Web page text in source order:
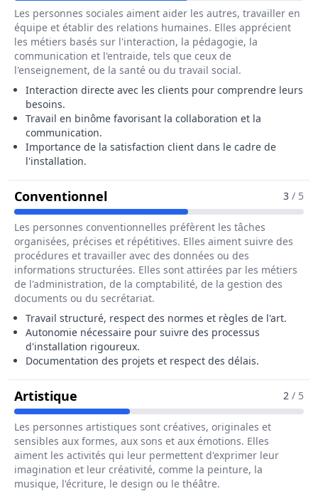
Les personnes sociales aiment aider les autres, travailler en
équipe et établir des relations humaines. Elles apprécient
les métiers basés sur l'interaction, la pédagogie, la
communication et l'entraide, tels que ceux de
l'enseignement, de la santé ou du travail social.
Interaction directe avec les clients pour comprendre leurs
besoins.
Travail en binôme favorisant la collaboration et la
communication.
Importance de la satisfaction client dans le cadre de
l'installation.
ConventionnelPour Le Métier De Poseur / 3 / 5
Les personnes conventionnelles préfèrent les tâches
organisées, précises et répétitives. Elles aiment suivre des
procédures et travailler avec des données ou des
informations structurées. Elles sont attirées par les métiers
de l'administration, de la comptabilité, de la gestion des
documents ou du secrétariat.
Travail structuré, respect des normes et règles de l'art.
Autonomie nécessaire pour suivre des processus
d'installation rigoureux.
Documentation des projets et respect des délais.
Artistique Pour Le Métier De Poseur / Poseuse
2 / 5
Les personnes artistiques sont créatives, originales et
sensibles aux formes, aux sons et aux émotions. Elles
aiment les activités qui leur permettent d'exprimer leur
imagination et leur créativité, comme la peinture, la
musique, l'écriture, le design ou le théâtre.